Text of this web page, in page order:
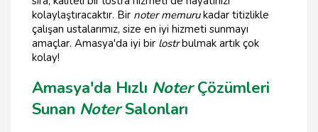
kolaylaştıracaktır. Bir noter memurukadar titizlikle
çalışan ustalarımız, size en iyi hizmeti sunmayı
amaçlar. Amasya'da iyi bir lostrbulmak artık çok
kolay!
Amasya'da Hızlı NoterÇözümleri
Sunan NoterSalonları